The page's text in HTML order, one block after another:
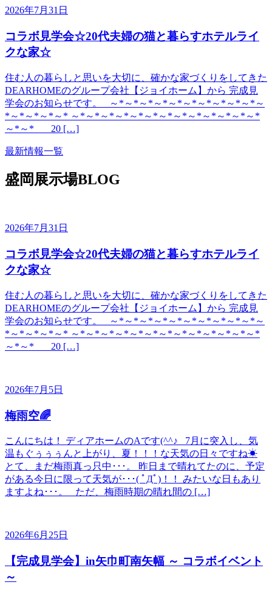
2026年7月31日
コラボ見学会☆20代夫婦の猫と暮らすホテルライ
クな家☆
住む人の暮らしと思いを大切に、確かな家づくりをしてきた
DEARHOMEのグループ会社【ジョイホーム】から 完成見
学会のお知らせです。 ～*～*～*～*～*～*～*～*～*～*～
*～*～*～*～* ～*～*～*～*～*～*～*～*～*～*～*～*～*
～*～* 20 […]
最新情報一覧
盛岡展示場BLOG
2026年7月31日
コラボ見学会☆20代夫婦の猫と暮らすホテルライ
クな家☆
住む人の暮らしと思いを大切に、確かな家づくりをしてきた
DEARHOMEのグループ会社【ジョイホーム】から 完成見
学会のお知らせです。 ～*～*～*～*～*～*～*～*～*～*～
*～*～*～*～* ～*～*～*～*～*～*～*～*～*～*～*～*～*
～*～* 20 […]
2026年7月5日
梅雨空🌈
こんにちは！ ディアホームのAです(^^♪ 7月に突入し、気
温もぐぅぅぅんと上がり、夏！！！な天気の日々ですね☀
とて、まだ梅雨真っ只中･･･。 昨日まで晴れてたのに、予定
がある今日に限って天気が･･･( ﾟДﾟ)！！ みたいな日もあり
ますよね･･･。 ただ、梅雨時期の晴れ間の […]
2026年6月25日
【完成見学会】in矢巾町南矢幅 ～ コラボイベント
～